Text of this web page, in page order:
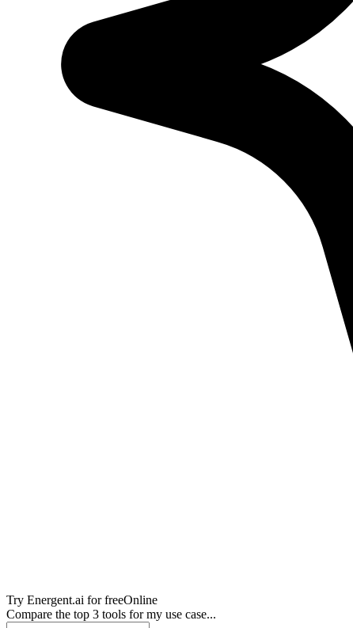
Try Energent.ai for freeOnline
Compare the top 3 tools for my use case...